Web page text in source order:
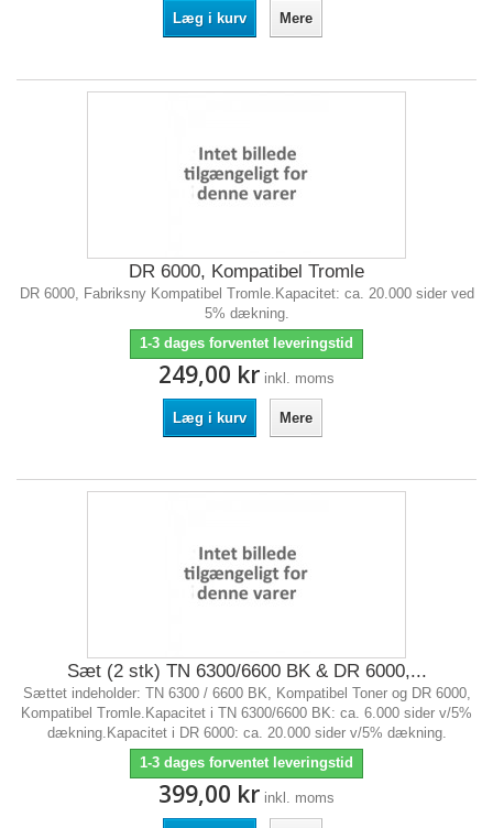
Læg i kurv Mere
DR 6000, Kompatibel Tromle
DR 6000, Fabriksny Kompatibel Tromle.Kapacitet: ca. 20.000 sider ved
5% dækning.
1-3 dages forventet leveringstid
249,00 kr inkl. moms
Læg i kurv Mere
Sæt (2 stk) TN 6300/6600 BK & DR 6000,...
Sættet indeholder: TN 6300 / 6600 BK, Kompatibel Toner og DR 6000,
Kompatibel Tromle.Kapacitet i TN 6300/6600 BK: ca. 6.000 sider v/5%
dækning.Kapacitet i DR 6000: ca. 20.000 sider v/5% dækning.
1-3 dages forventet leveringstid
399,00 kr inkl. moms